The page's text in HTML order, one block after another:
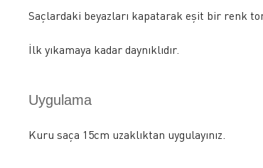
Saçlardaki beyazları kapatarak eşit bir renk
İlk yıkamaya kadar daynıklıdır.
Uygulama
Kuru saça 15cm uzaklıktan uygulayınız.